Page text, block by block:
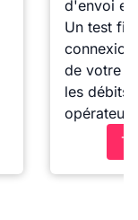
d'envoi et
Un test
de votre
les débits
opérateur.